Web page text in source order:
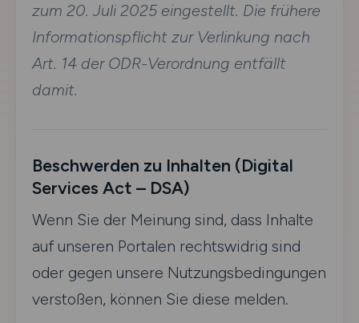
zum 20. Juli 2025 eingestellt. Die frühere
Informationspflicht zur Verlinkung nach
Art. 14 der ODR-Verordnung entfällt
damit.
Beschwerden zu Inhalten (Digital
Services Act – DSA)
Wenn Sie der Meinung sind, dass Inhalte
auf unseren Portalen rechtswidrig sind
oder gegen unsere Nutzungsbedingungen
verstoßen, können Sie diese melden.